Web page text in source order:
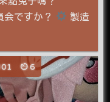
ですか？
製造
6